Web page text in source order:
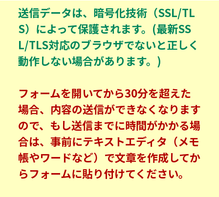
送信データは、暗号化技術（SSL/TL
S）によって保護されます。(最新SS
L/TLS対応のブラウザでないと正しく
動作しない場合があります。)
フォームを開いてから30分を超えた
場合、内容の送信ができなくなります
ので、もし送信までに時間がかかる場
合は、事前にテキストエディタ（メモ
帳やワードなど）で文章を作成してか
らフォームに貼り付けてください。